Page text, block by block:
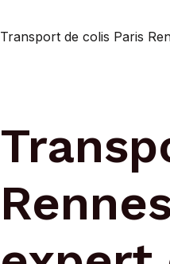
Transport de colis Paris